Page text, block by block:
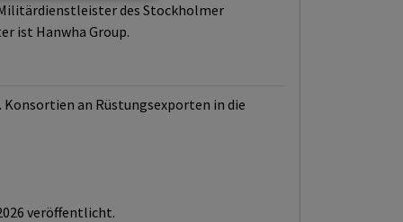
des Stockholmer
ist Hanwha Group.
Konsortien an Rüstungsexporten in die
veröffentlicht.